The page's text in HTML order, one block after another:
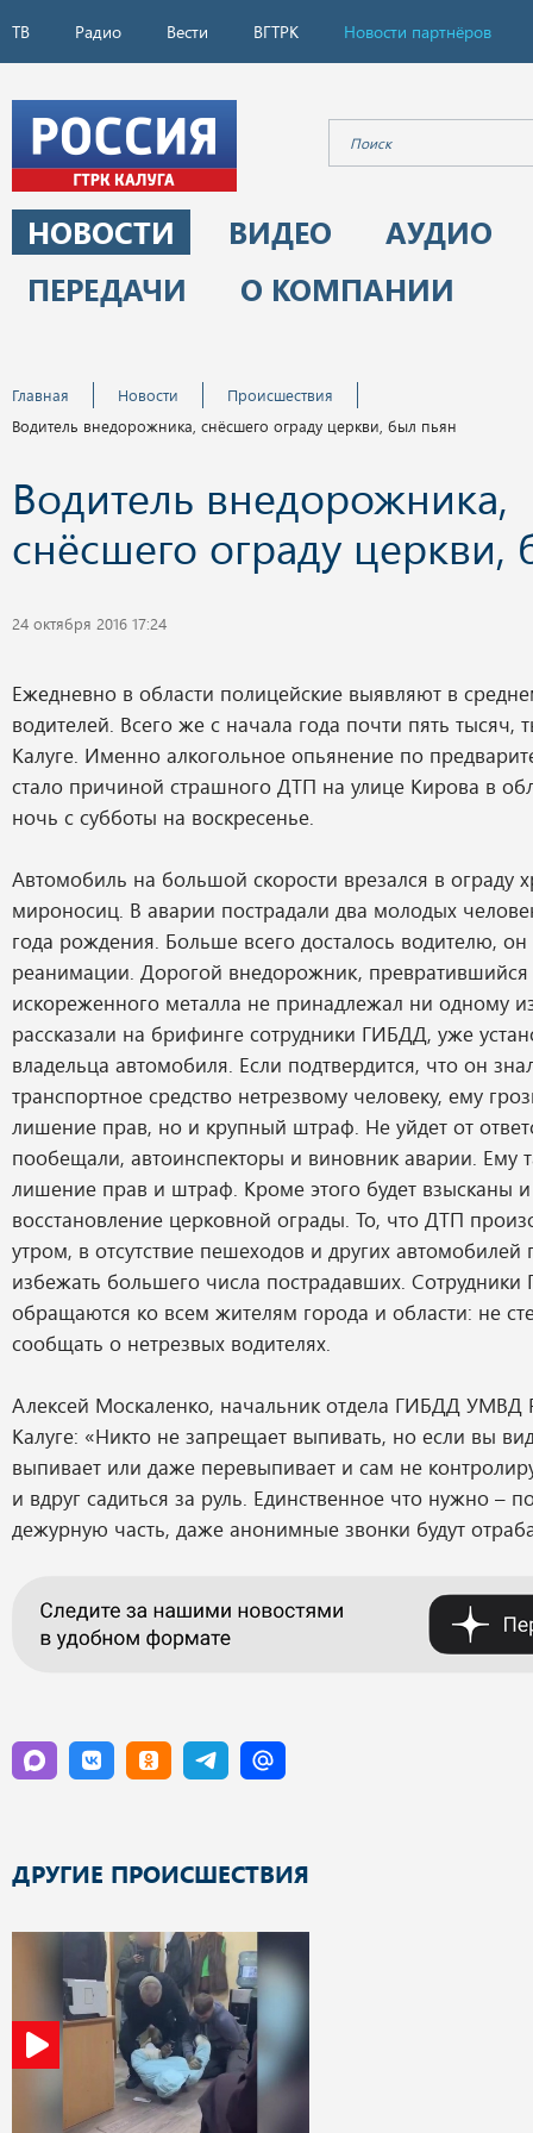
ТВ Радио Вести ВГТРК Новости партнёров
НОВОСТИ ВИДЕО
АУДИО
ПЕРЕДАЧИ
О КОМПАНИИ
Главная Новости
Происшествия
Водитель внедорожника, снёсшего ограду церкви, был пьян
Водитель внедорожника,
снёсшего ограду церкви,
24 октября 2016 17:24
Ежедневно в области полицейские выявляют в
водителей. Всего же с начала года почти пять тысяч,
Калуге. Именно алкогольное опьянение по
стало причиной страшного ДТП на улице Кирова в
ночь с субботы на воскресенье.
Автомобиль на большой скорости врезался в ограду
мироносиц. В аварии пострадали два молодых
года рождения. Больше всего досталось водителю,
реанимации. Дорогой внедорожник, превратившийся
искореженного металла не принадлежал ни одному
рассказали на брифинге сотрудники ГИБДД, уже
владельца автомобиля. Если подтвердится, что он
транспортное средство нетрезвому человеку, ему
лишение прав, но и крупный штраф. Не уйдет от
пообещали, автоинспекторы и виновник аварии. Ему
лишение прав и штраф. Кроме этого будет взысканы и
восстановление церковной ограды. То, что ДТП
утром, в отсутствие пешеходов и других автомобилей
избежать большего числа пострадавших.
обращаются ко всем жителям города и области: не
сообщать о нетрезвых водителях.
Алексей Москаленко, начальник отдела ГИБДД УМВД
Калуге: «Никто не запрещает выпивать, но если вы
выпивает или даже перевыпивает и сам не
и вдруг садиться за руль. Единственное что нужно –
дежурную часть, даже анонимные звонки будут
ДРУГИЕ ПРОИСШЕСТВИЯ